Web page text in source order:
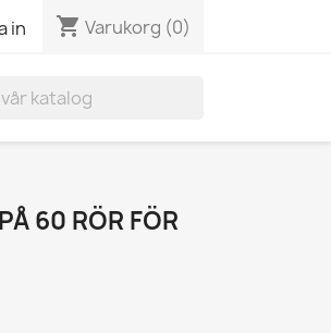
in shopping_cart Varukorg (0)
60 RÖR FÖR